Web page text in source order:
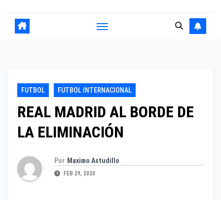
FUTBOL FUTBOL INTERNACIONAL
REAL MADRID AL BORDE DE
LA ELIMINACIÓN
Por Maximo Astudillo
FEB 29, 2020